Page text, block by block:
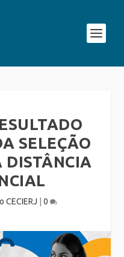
SELEÇÃO
DISTÂNCIA
CECIERJ 0